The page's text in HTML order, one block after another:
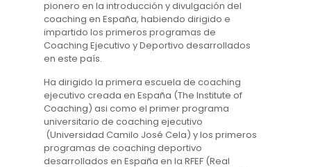
pionero en la introducción y divulgación del
coaching en España, habiendo dirigido e
impartido los primeros programas de
Coaching Ejecutivo y Deportivo desarrollados
en este país.
Ha dirigido la primera escuela de coaching
ejecutivo creada en España (The Institute of
Coaching) asi como el primer programa
universitario de coaching ejecutivo
(Universidad Camilo José Cela) y los primeros
programas de coaching deportivo
desarrollados en España en la RFEF (Real